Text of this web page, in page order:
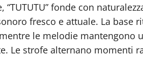
fonde con
fresco e attuale. La base
le melodie mantengono
Le strofe alternano momenti